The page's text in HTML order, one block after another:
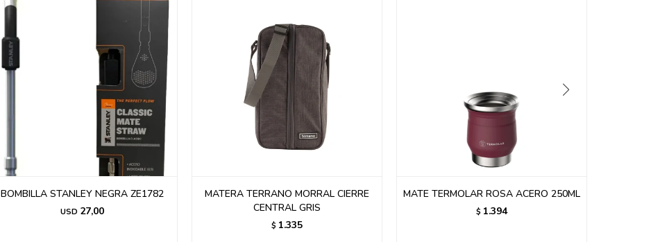
BOMBILLA STANLEY NEGRA ZE1782
USD 27,00
MATERA TERRANO MORRAL CIERRE
CENTRAL GRIS
$ 1.335
MATE TERMOLAR ROSA ACERO 250ML
$ 1.394